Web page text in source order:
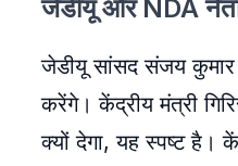
जेडीयू और NDA
जेडीयू सांसद संजय कुमार
करेंगे। केंद्रीय मंत्री
क्यों देगा, यह स्पष्ट है।